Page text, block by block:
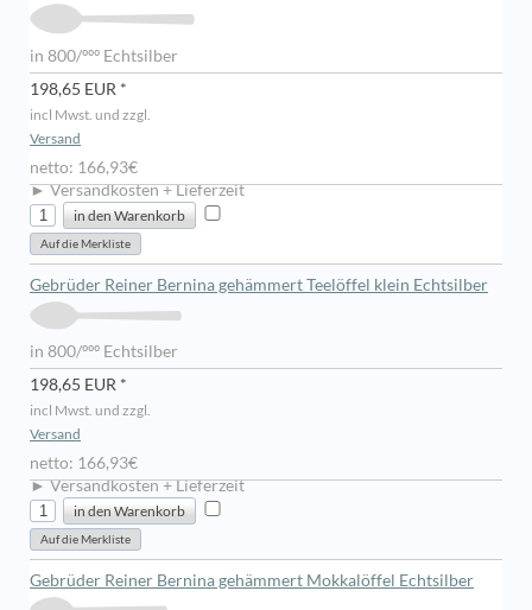
in 800/ººº Echtsilber
198,65 EUR *
incl Mwst. und zzgl.
Versand
netto: 166,93€
► Versandkosten + Lieferzeit
Gebrüder Reiner Bernina gehämmert Teelöffel klein Echtsilber
in 800/ººº Echtsilber
198,65 EUR *
incl Mwst. und zzgl.
Versand
netto: 166,93€
► Versandkosten + Lieferzeit
Gebrüder Reiner Bernina gehämmert Mokkalöffel Echtsilber